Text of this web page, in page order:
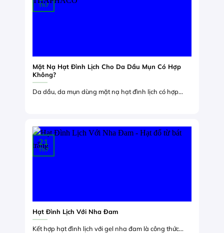
Mặt Nạ Hạt Đình Lịch Cho Da Dầu Mụn Có Hợp
Không?
Da dầu, da mụn dùng mặt nạ hạt đình lịch có hợp...
Th7
Hạt Đình Lịch Với Nha Đam
Kết hợp hạt đình lịch với gel nha đam là công thức...
21
Th7